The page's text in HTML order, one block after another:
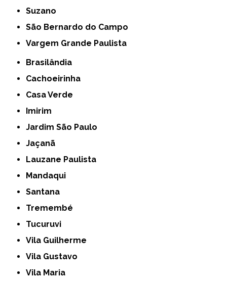
Suzano
São Bernardo do Campo
Vargem Grande Paulista
Brasilândia
Cachoeirinha
Casa Verde
Imirim
Jardim São Paulo
Jaçanã
Lauzane Paulista
Mandaqui
Santana
Tremembé
Tucuruvi
Vila Guilherme
Vila Gustavo
Vila Maria